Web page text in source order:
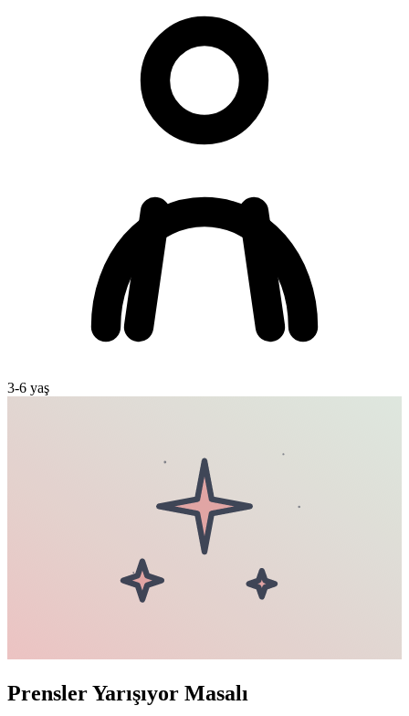
3-6 yaş
Prensler Yarışıyor Masalı